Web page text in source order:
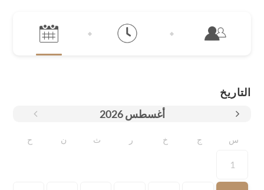
التاريخ
أغسطس 2026
ح ن ث ر خ ج س
1